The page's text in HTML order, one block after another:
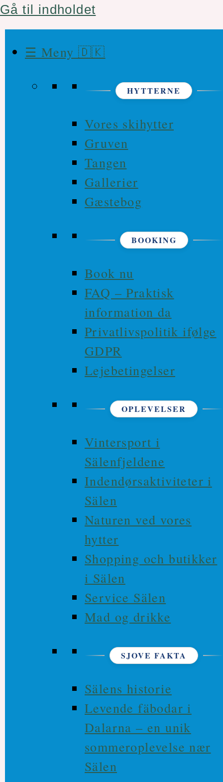
Gå til indholdet
☰ Meny 🇩🇰
HYTTERNE
Vores skihytter
Gruven
Tangen
Gallerier
Gæstebog
BOOKING
Book nu
FAQ – Praktisk
information da
Privatlivspolitik ifølge
GDPR
Lejebetingelser
OPLEVELSER
Vintersport i
Sälenfjeldene
Indendørsaktiviteter i
Sälen
Naturen ved vores
hytter
Shopping och butikker
i Sälen
Service Sälen
Mad og drikke
SJOVE FAKTA
Sälens historie
Levende fäbodar i
Dalarna – en unik
sommeroplevelse nær
Sälen